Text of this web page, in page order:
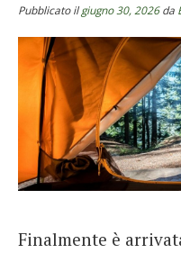
FAQ
Chi Siamo
Partner
Contatti
Italiano
German
Spanish
curiosità
vivere e viaggiare verde
news ed eventi
ecohotel
rassegna stampa
Pubblicato ilgiugno 30, 2026da
Finalmente è